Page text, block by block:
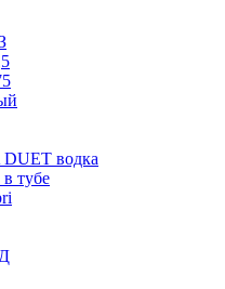
водка
тубе